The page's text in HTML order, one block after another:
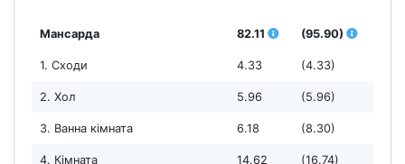
Мансарда 82.11 (95.90)
1. Сходи 4.33 (4.33)
2. Хол 5.96 (5.96)
3. Ванна кімната 6.18 (8.30)
4. Кімната 14.62 (16.74)